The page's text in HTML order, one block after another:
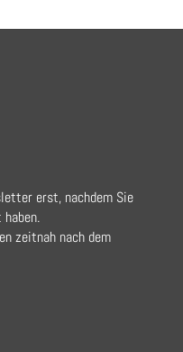
erst, nachdem Sie
zeitnah nach dem